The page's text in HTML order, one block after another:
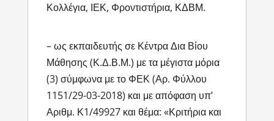
Κολλέγια, ΙΕΚ, Φροντιστήρια, ΚΔΒΜ.
– ως εκπαιδευτής σε Κέντρα Δια Βίου
Μάθησης (Κ.Δ.Β.Μ.) με τα μέγιστα μόρια
(3) σύμφωνα με το ΦΕΚ (Αρ. Φύλλου
1151/29-03-2018) και με απόφαση υπ’
Αριθμ. Κ1/49927 και θέμα: «Κριτήρια και